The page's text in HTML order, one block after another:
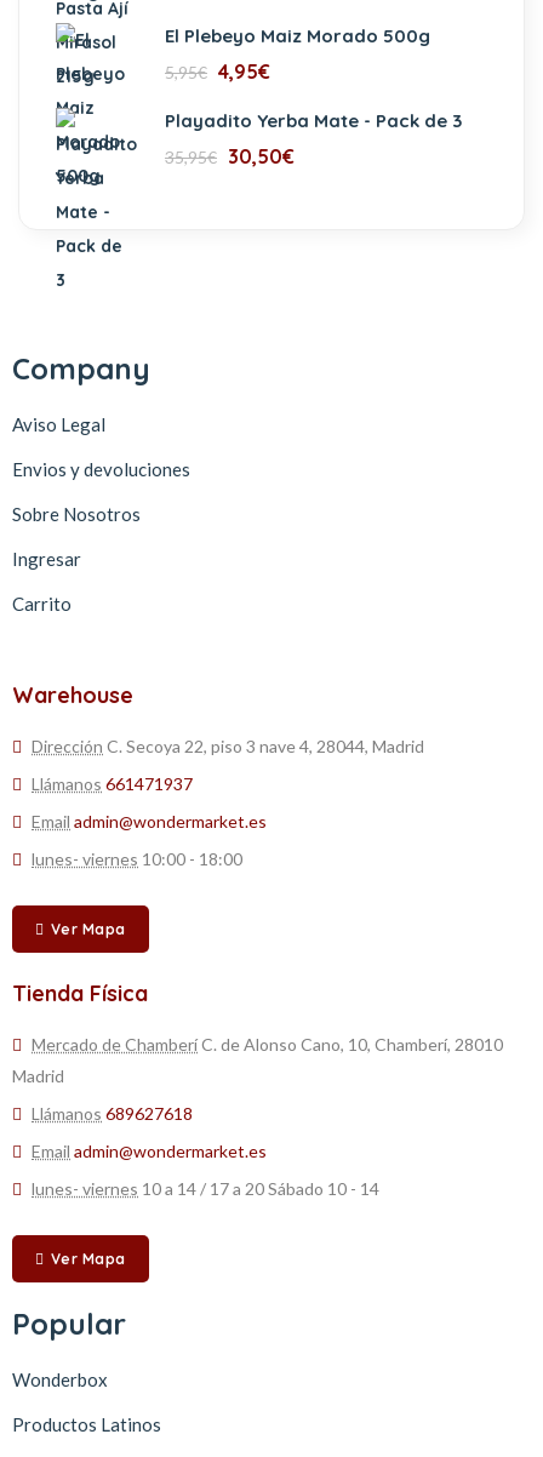
El Plebeyo Maiz Morado 500g
5,95€ 4,95€
Playadito Yerba Mate - Pack de 3
35,95€ 30,50€
Company
Aviso Legal
Envios y devoluciones
Sobre Nosotros
Ingresar
Carrito
Warehouse
Dirección C. Secoya 22, piso 3 nave 4, 28044, Madrid
Llámanos 661471937
Email admin@wondermarket.es
lunes- viernes 10:00 - 18:00
Ver Mapa
Tienda Física
Mercado de ChamberíC. de Alonso Cano, 10, Chamberí, 28010
Madrid
Llámanos 689627618
Email admin@wondermarket.es
lunes- viernes 10 a 14 / 17 a 20 Sábado 10 - 14
Ver Mapa
Popular
Wonderbox
Productos Latinos